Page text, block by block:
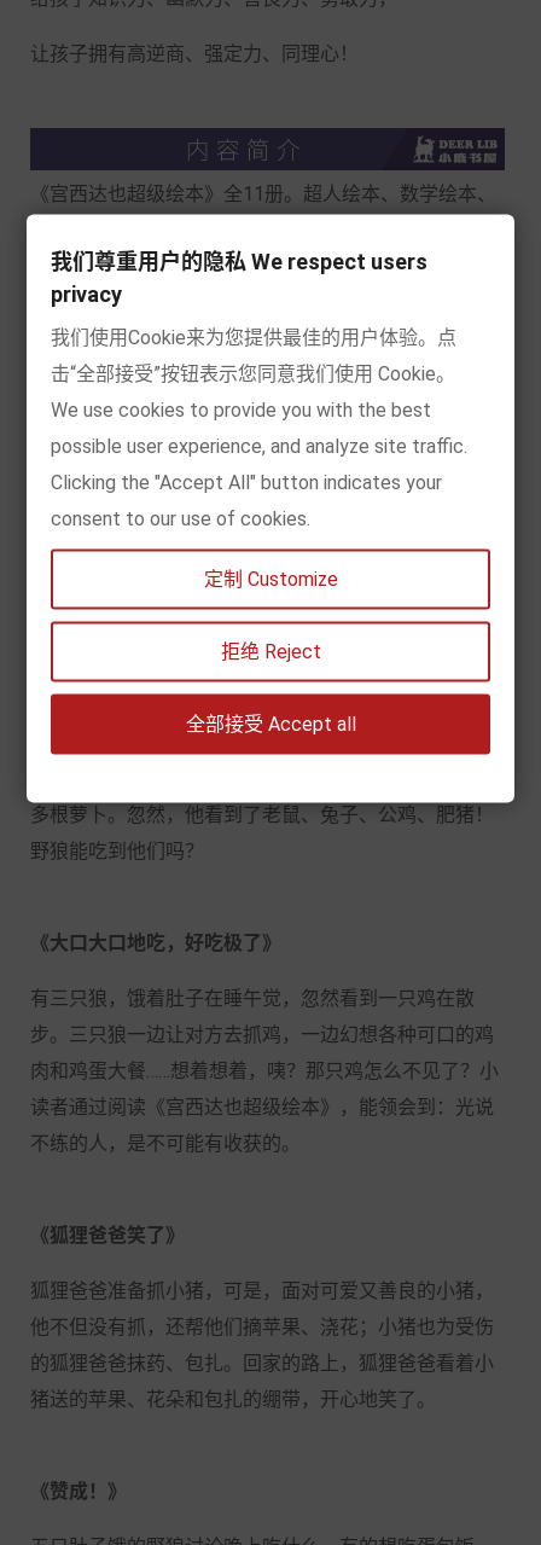
让孩子拥有高逆商、强定力、同理心！
《宫西达也超级绘本》全11册。超人绘本、数学绘本、
让孩子拥有高逆商、强定力、同理心！深受全球小朋友
的喜爱！小朋友的必备绘本之一！
个小朋友要想拿回自己的小铲子，必须回答算术星人提
出的数学问题，于是，一场刺激又有趣的数学冒险开始
了……读宫西达创作的趣味数学启蒙绘本，激发孩子的学
习兴趣。
么？老鼠、兔子、公鸡、肥猪！可他看到了什么？只有
多根萝卜。忽然，他看到了老鼠、兔子、公鸡、肥猪！
野狼能吃到他们吗？
《大口大口地吃，好吃极了》
有三只狼，饿着肚子在睡午觉，忽然看到一只鸡在散
步。三只狼一边让对方去抓鸡，一边幻想各种可口的鸡
肉和鸡蛋大餐 ……想着想着，咦？那只鸡怎么不见了？小
读者通过阅读《宫西达也超级绘本》，能领会到：光说
不练的人，是不可能有收获的。
《狐狸爸爸笑了》
狐狸爸爸准备抓小猪，可是，面对可爱又善良的小猪，
他不但没有抓，还帮他们摘苹果、浇花；小猪也为受伤
的狐狸爸爸抹药、包扎。回家的路上，狐狸爸爸看着小
猪送的苹果、花朵和包扎的绷带，开心地笑了。
《赞成！》
我们尊重用户的隐私 We respect users
privacy
我们使用Cookie来为您提供最佳的用户体验。点
击“全部接受”按钮表示您同意我们使用 Cookie。
We use cookies to provide you with the best
possible user experience, and analyze site traffic.
Clicking the "Accept All" button indicates your
consent to our use of cookies.
定制 Customize
拒绝 Reject
全部接受 Accept all